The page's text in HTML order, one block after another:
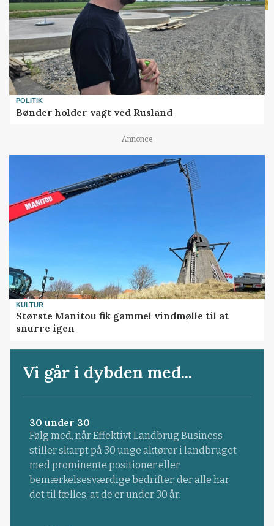
POLITIK
Bønder holder vagt ved Rusland
Annonce
KULTUR
Største Manitou fik gammel vindmølle til at
snurre igen
Vi går i dybden med...
30 under 30
Følg med, når Effektivt Landbrug Business
stiller skarpt på 30 unge aktører i landbruget
med prominente positioner eller
bemærkelsesværdige bedrifter, der alle har
det til fælles, at de er under 30 år.